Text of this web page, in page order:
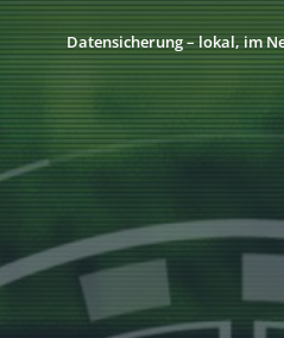
Datensicherung – lokal, im